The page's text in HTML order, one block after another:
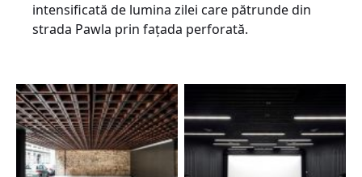
intensificată de lumina zilei care pătrunde din
strada Pawla prin fațada perforată.